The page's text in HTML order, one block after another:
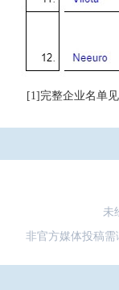
[1]完整企业名单
未
非官方媒体投稿